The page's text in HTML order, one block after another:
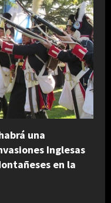
una
Inglesas
en la